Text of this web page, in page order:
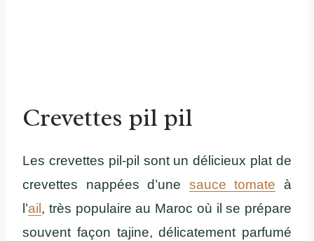
Crevettes pil pil
Les crevettes pil-pil sont un délicieux plat de
crevettes nappées d’une sauce tomate à
l’ail , très populaire au Maroc où il se prépare
souvent façon tajine, délicatement parfumé